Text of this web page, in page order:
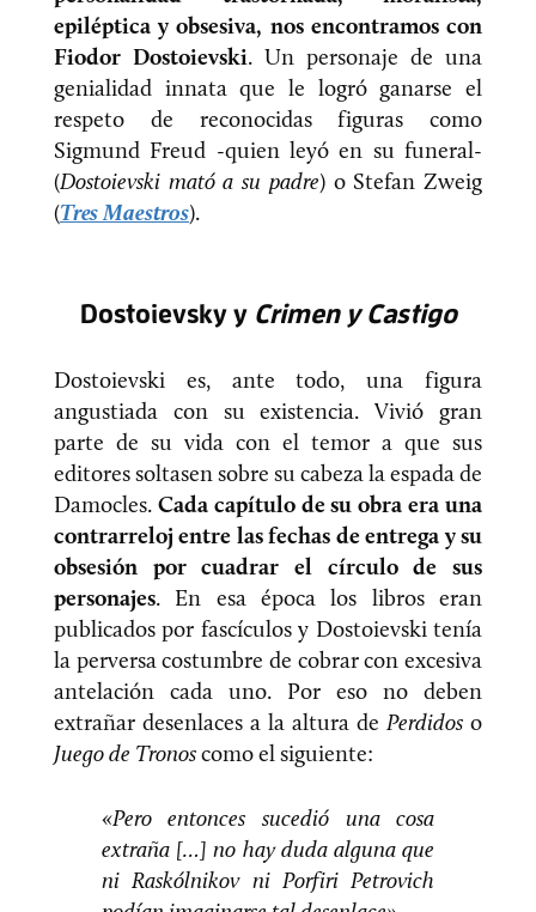
epiléptica y obsesiva, nos encontramos con
Fiodor Dostoievski. Un personaje de una
genialidad innata que le logró ganarse el
respeto de reconocidas figuras como
Sigmund Freud -quien leyó en su funeral-
(Dostoievski mató a su padre) o Stefan Zweig
(Tres Maestros).
Dostoievsky yCrimen y Castigo
Dostoievski es, ante todo, una figura
angustiada con su existencia. Vivió gran
parte de su vida con el temor a que sus
editores soltasen sobre su cabeza la espada de
Damocles. Cada capítulo de su obra era una
contrarreloj entre las fechas de entrega y su
obsesión por cuadrar el círculo de sus
personajes. En esa época los libros eran
publicados por fascículos y Dostoievski tenía
la perversa costumbre de cobrar con excesiva
antelación cada uno. Por eso no deben
extrañar desenlaces a la altura dePerdidos o
Juego de Tronoscomo el siguiente:
«Pero entonces sucedió una cosa
extraña […]no hay duda alguna que
ni Raskólnikov ni Porfiri Petrovich